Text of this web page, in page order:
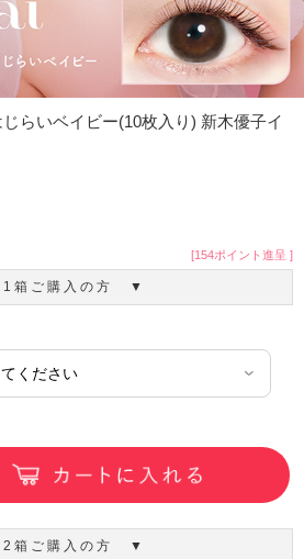
らいベイビー(10枚入り) 新木優子イ
[154ポイント進呈 ]
ご購入の方 ▼
ご購入の方 ▼